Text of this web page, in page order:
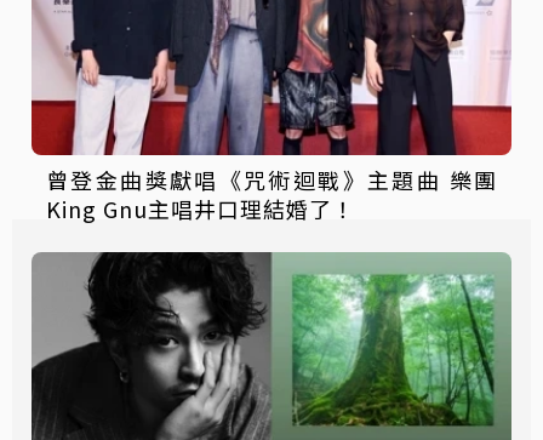
曾登金曲獎獻唱《咒術迴戰》主題曲 樂團
King Gnu主唱井口理結婚了！